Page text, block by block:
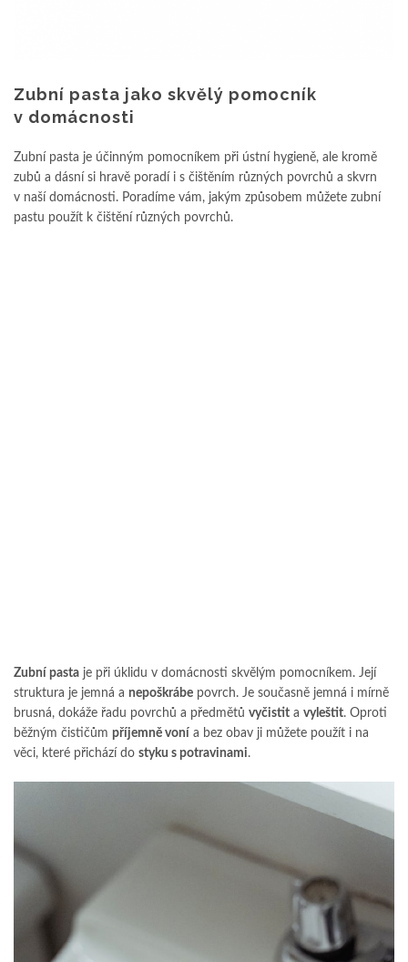
Zubní pasta jako skvělý pomocník
v domácnosti
Zubní pasta je účinným pomocníkem při ústní hygieně, ale kromě
zubů a dásní si hravě poradí i s čištěním různých povrchů a skvrn
v naší domácnosti. Poradíme vám, jakým způsobem můžete zubní
pastu použít k čištění různých povrchů.
Zubní pasta je při úklidu v domácnosti skvělým pomocníkem. Její
struktura je jemná a nepoškrábe povrch. Je současně jemná i mírně
brusná, dokáže řadu povrchů a předmětů vyčistit a vyleštit. Oproti
běžným čističům příjemně voní a bez obav ji můžete použít i na
věci, které přichází do styku s potravinami.